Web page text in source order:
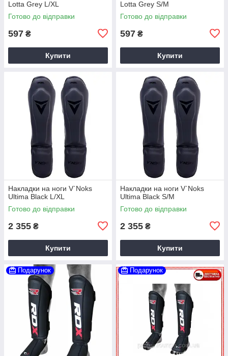
Lotta Grey L/XL
Готово до відправки
597 ₴
Купити
Lotta Grey S/M
Готово до відправки
597 ₴
Купити
Накладки на ноги V`Noks
Ultima Black L/XL
Готово до відправки
2 355 ₴
Купити
Накладки на ноги V`Noks
Ultima Black S/M
Готово до відправки
2 355 ₴
Купити
Подарунок Подарунок